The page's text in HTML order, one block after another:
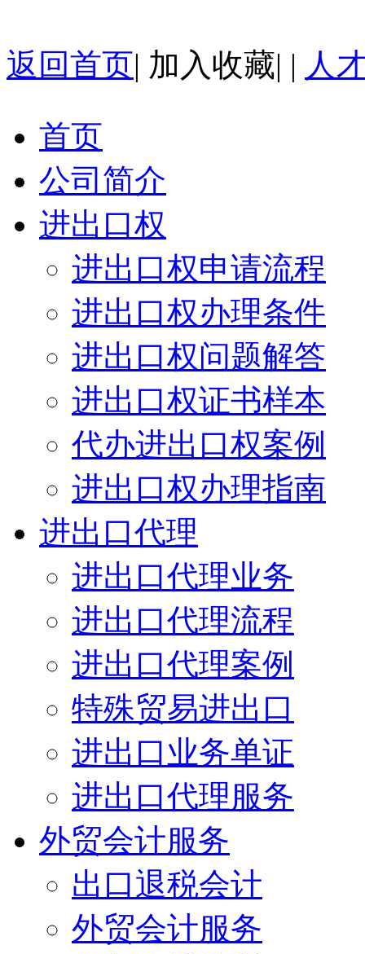
返回首页| 加入收藏| | 人
首页
公司简介
进出口权
进出口权申请流程
进出口权办理条件
进出口权问题解答
进出口权证书样本
代办进出口权案例
进出口权办理指南
进出口代理
进出口代理业务
进出口代理流程
进出口代理案例
特殊贸易进出口
进出口业务单证
进出口代理服务
外贸会计服务
出口退税会计
外贸会计服务